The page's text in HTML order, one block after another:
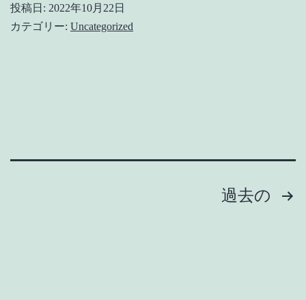
投稿日: 2022年10月22日
カテゴリー: Uncategorized
過去の